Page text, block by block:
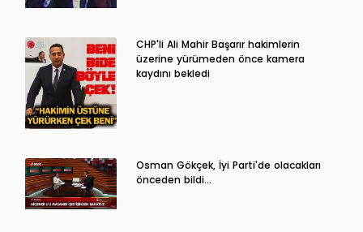
CHP'li Ali Mahir Başarır hakimlerin
üzerine yürümeden önce kamera
kaydını bekledi
Osman Gökçek, İyi Parti'de olacakları
önceden bildi...